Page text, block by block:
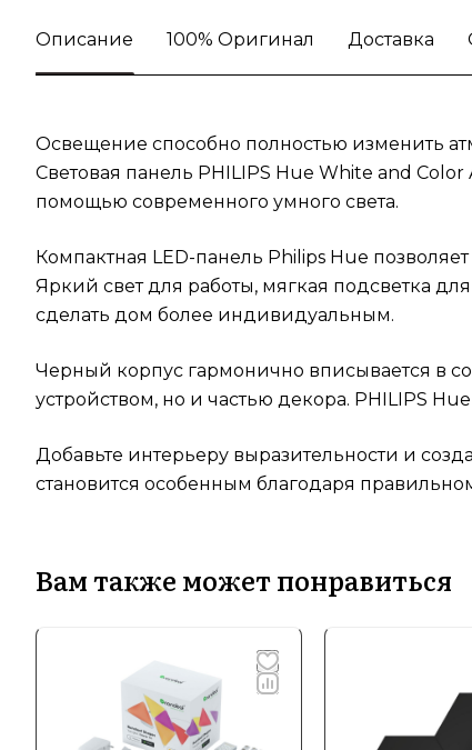
Описание 100% Оригинал Доставка
Освещение способно полностью изменить
Световая панель PHILIPS Hue White and
помощью современного умного света.
Компактная LED-панель Philips Hue
Яркий свет для работы, мягкая подсветка
сделать дом более индивидуальным.
Черный корпус гармонично вписывается в
устройством, но и частью декора. PHILIPS
Добавьте интерьеру выразительности и
становится особенным благодаря
Вам также может понравиться